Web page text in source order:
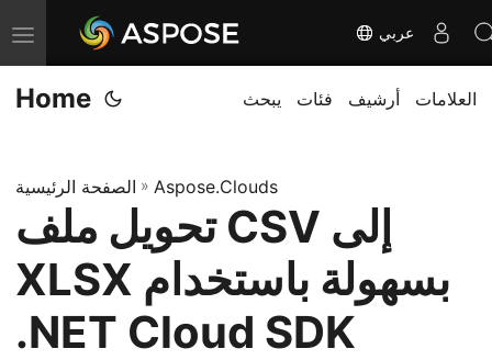
T
o
g
e
v
g
عربي
Home يبحث فئات أرشيف العلامات
الصفحة الرئيسية » Aspose.Clouds
تحويل ملف CSV إلى
XLSX بسهولة باستخدام
.NET Cloud SDK